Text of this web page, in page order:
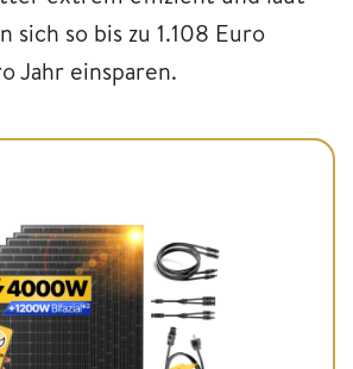
sich so bis zu 1.108 Euro
Jahr einsparen.